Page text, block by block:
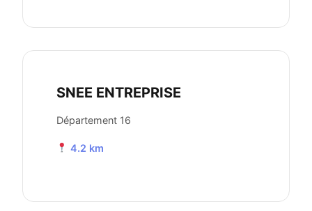
SNEE ENTREPRISE
Département 16
4.2 km